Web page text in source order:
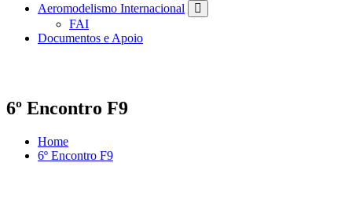
Aeromodelismo Internacional
FAI
Documentos e Apoio
6º Encontro F9
Home
6º Encontro F9